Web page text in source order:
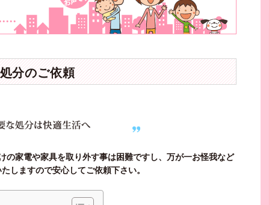
分のご依頼
家電や家具を取り外す事は困難ですし、万が一お怪我など
しますので安心してご依頼下さい。